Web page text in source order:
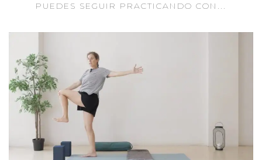
PUEDES SEGUIR PRACTICANDO CON...